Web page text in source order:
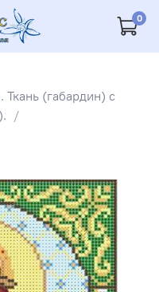
0
(габардин) с